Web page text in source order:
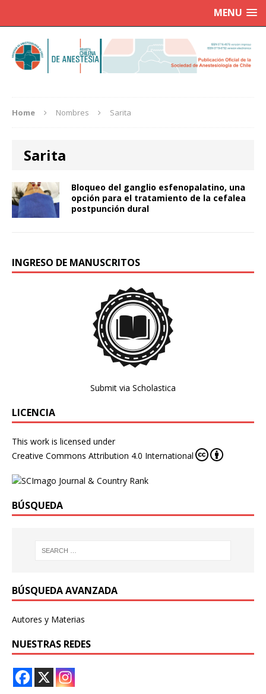
MENU
Home Nombres Sarita
Sarita
Bloqueo del ganglio esfenopalatino, una
opción para el tratamiento de la cefalea
postpunción dural
INGRESO DE MANUSCRITOS
Submit via Scholastica
LICENCIA
This work is licensed under
Creative Commons Attribution 4.0 International
BÚSQUEDA
BÚSQUEDA AVANZADA
Autores y Materias
NUESTRAS REDES